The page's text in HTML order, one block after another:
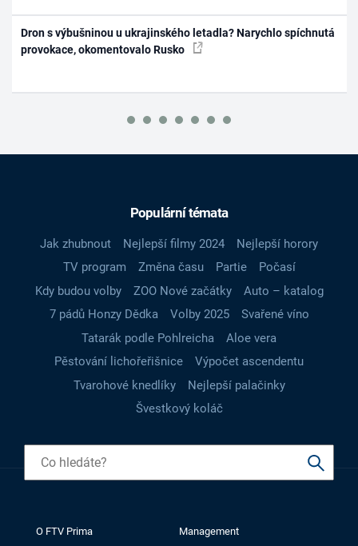
Dron s výbušninou u ukrajinského letadla? Narychlo spíchnutá
provokace, okomentovalo Rusko
Populární témata
Jak zhubnout Nejlepší filmy 2024
Nejlepší horory
TV program
Změna času Partie
Počasí
Kdy budou volby
ZOO Nové začátky
Auto – katalog
7 pádů Honzy Dědka
Volby 2025
Svařené víno
Tatarák podle Pohlreicha
Aloe vera
Pěstování lichořeřišnice
Výpočet ascendentu
Tvarohové knedlíky
Nejlepší palačinky
Švestkový koláč
O FTV Prima Management